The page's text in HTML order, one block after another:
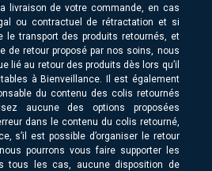
livraison de votre commande, en cas
ou contractuel de rétractation et si
le transport des produits retournés, et
de retour proposé par nos soins, nous
lié au retour des produits dès lors qu’il
à Bienveillance. Il est également
du contenu des colis retournés
aucune des options proposées
dans le contenu du colis retourné,
s’il est possible d’organiser le retour
pourrons vous faire supporter les
tous les cas, aucune disposition de